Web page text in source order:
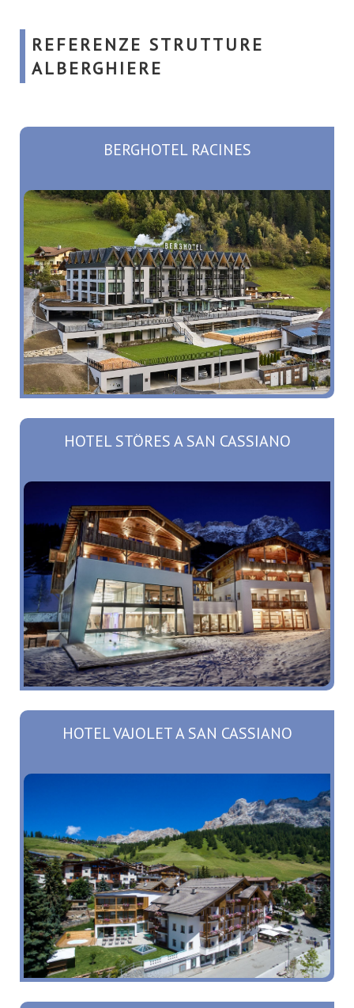
REFERENZE STRUTTURE
ALBERGHIERE
BERGHOTEL RACINES
HOTEL STÖRES A SAN CASSIANO
HOTEL VAJOLET A SAN CASSIANO